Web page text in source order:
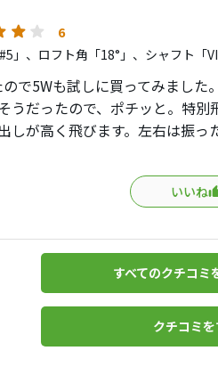
6
」、ロフト角「18°」、シャフト「
で5Wも試しに買ってみました
うだったので、ポチッと。特
しが高く飛びます。左右は振っ
いので面白くはないけど、狙っ
ないよなぁ…良いクラブなんだ
いいね
すべてのクチコミ
クチコミ